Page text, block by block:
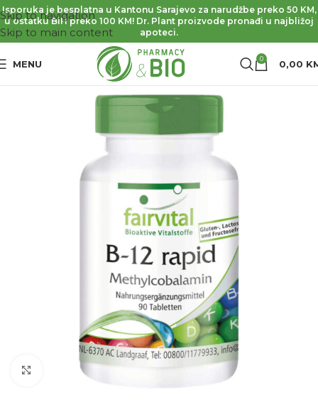
Skip to navigation
Skip to main content
Isporuka je besplatna u Kantonu Sarajevo za narudžbe preko 50 KM,
u ostatku BiH preko 100 KM! Dr. Plant proizvode pronađi u najbližoj
apoteci.
MENU 0 0,00
Kliknite za povećanje